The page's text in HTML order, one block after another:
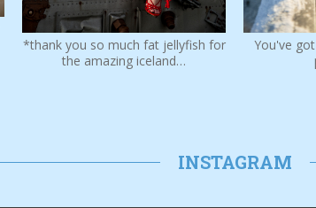
*thank you so much fat jellyfish for
the amazing iceland…
You've
INSTAGRAM